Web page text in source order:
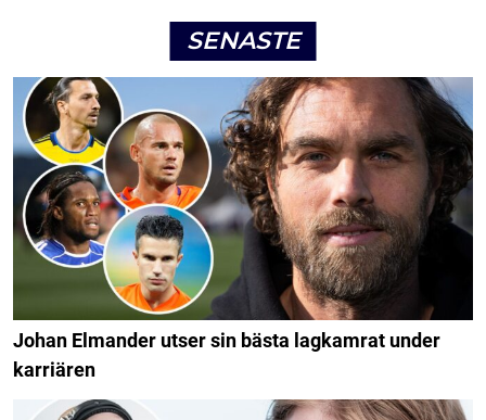
SENASTE
Johan Elmander utser sin bästa lagkamrat under
karriären